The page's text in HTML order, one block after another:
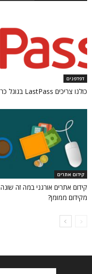
דפדפנים
כולנו צריכים LastPass בגוגל כרום
קידום אתרים
קידום אתרים אורגני במה זה שונה
מקידום ממומן?